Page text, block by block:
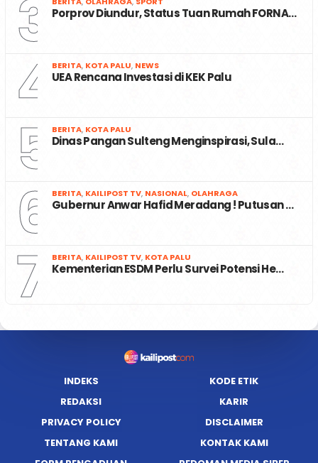
3 Porprov Diundur, Status Tuan Rumah FORNA…
4 BERITA, KOTA PALU, NEWS
UEA Rencana Investasi di KEK Palu
5 BERITA, KOTA PALU
Dinas Pangan Sulteng Menginspirasi, Sula…
6 BERITA, KAILIPOST TV, NASIONAL, OLAHRAGA
Gubernur Anwar Hafid Meradang ! Putusan …
7 BERITA, KAILIPOST TV, KOTA PALU
Kementerian ESDM Perlu Survei Potensi He…
INDEKS
KODE ETIK
REDAKSI
KARIR
PRIVACY POLICY
DISCLAIMER
TENTANG KAMI
KONTAK KAMI